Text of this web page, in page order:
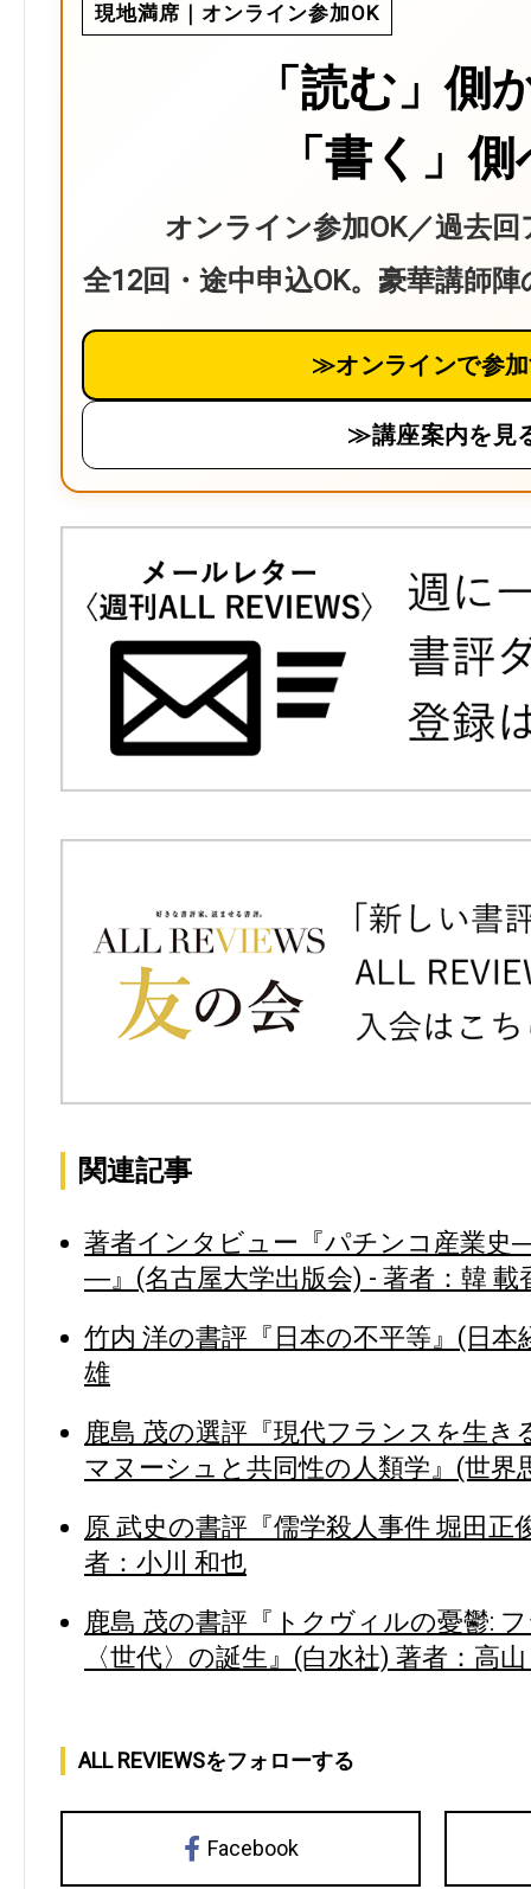
現地満席｜オンライン参加OK
「読む」側
「書く」
オンライン参加OK／過去
全12回・途中申込OK。豪華講師
≫オンラインで参
≫講座案内を見
関連記事
著者インタビュー『パチンコ産業史
―』(名古屋大学出版会) - 著者：韓 載
竹内 洋の書評『日本の不平等』(日本
雄
鹿島 茂の選評『現代フランスを生
マヌーシュと共同性の人類学』(世界
原 武史の書評『儒学殺人事件 堀田正
者：小川 和也
鹿島 茂の書評『トクヴィルの憂鬱:
〈世代〉の誕生』(白水社) 著者：高
ALL REVIEWSをフォローする
Facebook